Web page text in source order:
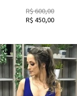
R$600,00
R$450,00